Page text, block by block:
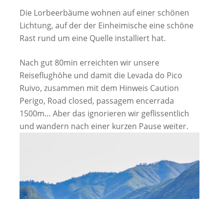
Die Lorbeerbäume wohnen auf einer schönen
Lichtung, auf der der Einheimische eine schöne
Rast rund um eine Quelle installiert hat.
Nach gut 80min erreichten wir unsere
Reiseflughöhe und damit die Levada do Pico
Ruivo, zusammen mit dem Hinweis Caution
Perigo, Road closed, passagem encerrada
1500m… Aber das ignorieren wir geflissentlich
und wandern nach einer kurzen Pause weiter.